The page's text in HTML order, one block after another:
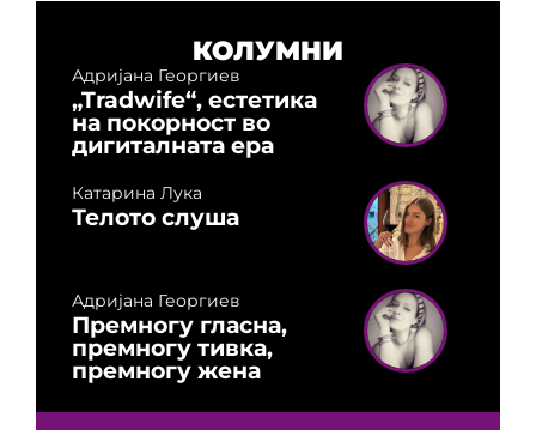
КОЛУМНИ
Адријана Георгиев
„Tradwife“, естетика
на покорност во
дигиталната ера
Катарина Лука
Телото слуша
Адријана Георгиев
Премногу гласна,
премногу тивка,
премногу жена